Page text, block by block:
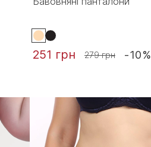
251 грн 279 грн -10%